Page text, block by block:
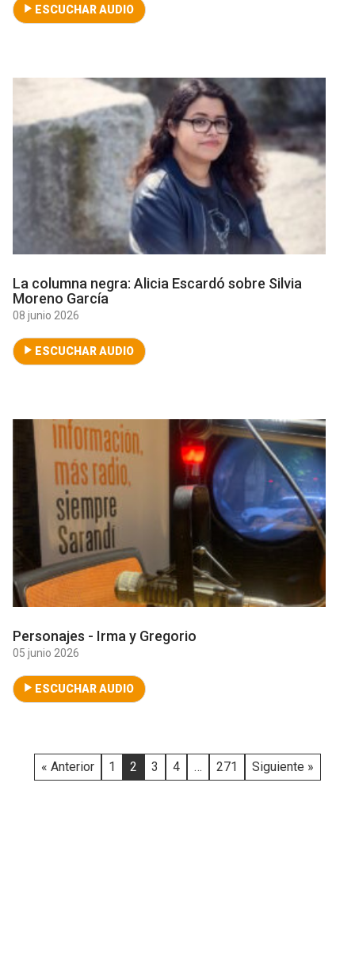
ESCUCHAR AUDIO
La columna negra: Alicia Escardó sobre Silvia
Moreno García
08 junio 2026
ESCUCHAR AUDIO
Personajes - Irma y Gregorio
05 junio 2026
ESCUCHAR AUDIO
« Anterior 1 2 3 4 … 271 Siguiente »